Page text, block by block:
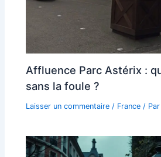
Affluence Parc Astérix :
sans la foule ?
Laisser un commentaire / France /